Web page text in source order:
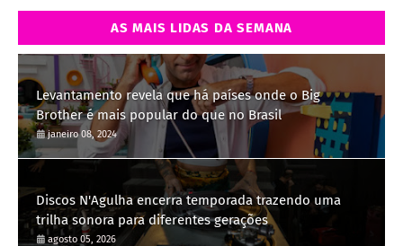
AS MAIS LIDAS DA SEMANA
Levantamento revela que há países onde o Big
Brother é mais popular do que no Brasil
janeiro 08, 2024
Discos N'Agulha encerra temporada trazendo uma
trilha sonora para diferentes gerações
agosto 05, 2026